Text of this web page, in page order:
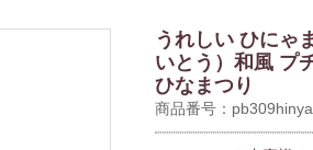
うれしい ひにゃ
いとう）和風 プ
ひなまつり
商品番号：